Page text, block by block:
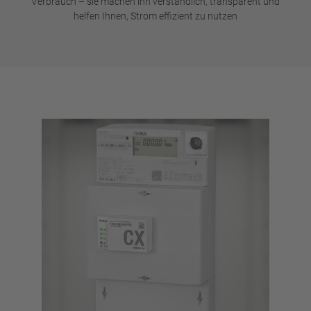
helfen Ihnen, Strom effizient zu nutzen